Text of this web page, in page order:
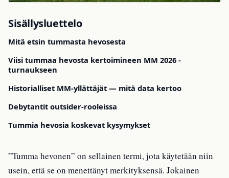
Sisällysluettelo
Mitä etsin tummasta hevosesta
Viisi tummaa hevosta kertoimineen MM 2026 -
turnaukseen
Historialliset MM-yllättäjät — mitä data kertoo
Debytantit outsider-rooleissa
Tummia hevosia koskevat kysymykset
”Tumma hevonen” on sellainen termi, jota käytetään niin
usein, että se on menettänyt merkityksensä. Jokainen